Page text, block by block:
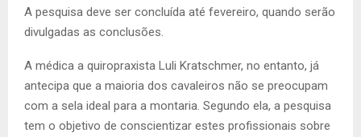
A pesquisa deve ser concluída até fevereiro, quando serão
divulgadas as conclusões.
A médica a quiropraxista Luli Kratschmer, no entanto, já
antecipa que a maioria dos cavaleiros não se preocupam
com a sela ideal para a montaria. Segundo ela, a pesquisa
tem o objetivo de conscientizar estes profissionais sobre